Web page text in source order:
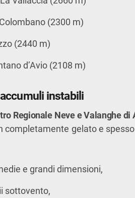
(2300 m)
(2440 m)
d’Avio (2108 m)
instabili
Regionale Neve e Valanghe di
completamente gelato e
e grandi dimensioni,
sottovento,